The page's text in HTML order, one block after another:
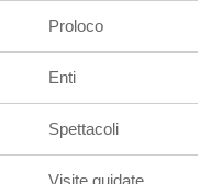
Proloco
Enti
Spettacoli
Visite guidate